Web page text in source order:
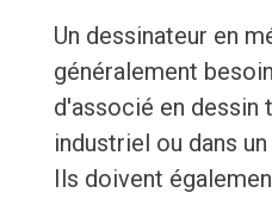
Un dessinateur en
généralement
d'associé en dessin
industriel ou dans
Ils doivent